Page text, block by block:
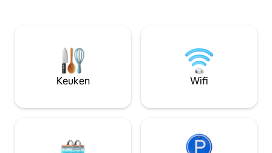
moeten zijn. Volledige, ruime keuken.
Master: King met uitzicht op de oceaan
en een eigen balkon. 2e bed: King 3e
woonkamer.
een leven lang
en uitnodigende
perfecte uitje
droomvakantie!
Keuken Wifi